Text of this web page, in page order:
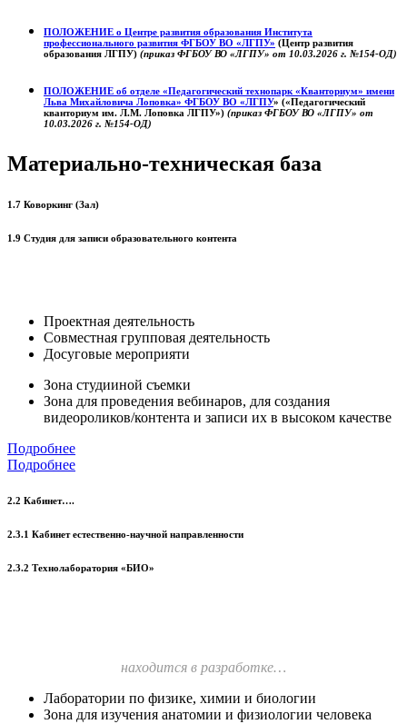
ПОЛОЖЕНИЕ о Центре развития образования Института
профессионального развития ФГБОУ ВО «ЛГПУ» (Центр развития
образования ЛГПУ) (приказ ФГБОУ ВО «ЛГПУ» от 10.03.2026 г. №154-ОД)
ПОЛОЖЕНИЕ об отделе «Педагогический технопарк «Кванториум» имени
Льва Михайловича Лоповка» ФГБОУ ВО «ЛГПУ» («Педагогический
кванториум им. Л.М. Лоповка ЛГПУ») (приказ ФГБОУ ВО «ЛГПУ» от
10.03.2026 г. №154-ОД)
Материально-техническая база
1.7 Коворкинг (Зал)
1.9 Студия для записи образовательного контента
Проектная деятельность
Совместная групповая деятельность
Досуговые мероприяти
Зона студииной съемки
Зона для проведения вебинаров, для создания
видеороликов/контента и записи их в высоком качестве
Подробнее
Подробнее
2.2 Кабинет….
2.3.1 Кабинет естественно-научной направленности
2.3.2 Технолаборатория «БИО»
находится в разработке…
Лаборатории по физике, химии и биологии
Зона для изучения анатомии и физиологии человека